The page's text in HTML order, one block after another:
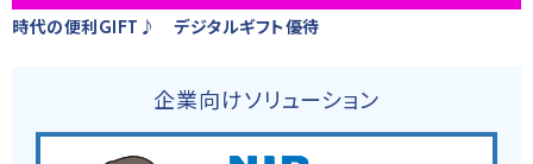
時代の便利GIFT♪ デジタルギフト優待
企業向けソリューション